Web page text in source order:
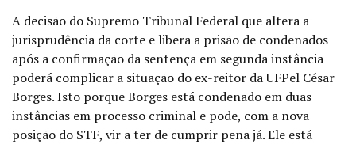
A decisão do Supremo Tribunal Federal que altera a
jurisprudência da corte e libera a prisão de condenados
após a confirmação da sentença em segunda instância
poderá complicar a situação do ex-reitor da UFPel César
Borges. Isto porque Borges está condenado em duas
instâncias em processo criminal e pode, com a nova
posição do STF, vir a ter de cumprir pena já. Ele está